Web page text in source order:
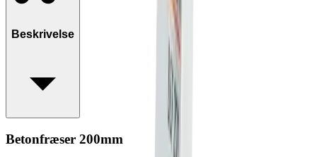
Beskrivelse
Betonfræser 200mm